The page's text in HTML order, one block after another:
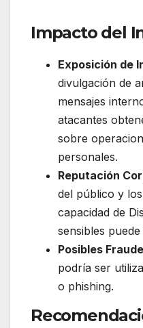
Impacto del
Exposición de
divulgación de
mensajes
atacantes
sobre
personales.
Reputación
del público y
capacidad de
sensibles
Posibles
podría ser
o phishing.